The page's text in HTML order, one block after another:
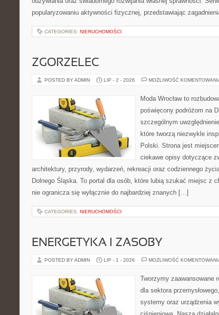
popularyzowaniu aktywności fizycznej, przedstawiając
CATEGORIES: NIERUCHOMOŚCI
ZGORZELEC
POSTED BY ADMIN LIP - 2 - 2026 MOŻLIWOŚĆ
Moda Wrocław to
poświęcony podróżom na
szczególnym
które tworzą niezwykle
Polski. Strona jest
ciekawe opisy dotyczące
architektury, przyrody, wydarzeń, rekreacji oraz codziennego
Dolnego Śląska. To portal dla osób, które lubią szukać miejsc z
nie ogranicza się wyłącznie do najbardziej znanych […]
CATEGORIES: NIERUCHOMOŚCI
ENERGETYKA I ZASOBY
POSTED BY ADMIN LIP - 1 - 2026 MOŻLIWOŚĆ
Tworzymy zaawansowane
dla sektora
systemy oraz urządzenia